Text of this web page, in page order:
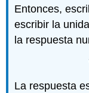
Entonces,
escribir la
la respuesta
La respuesta